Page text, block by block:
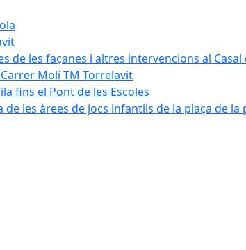
les façanes i altres intervencions al Casal
Molí TM Torrelavit
fins el Pont de les Escoles
les àrees de jocs infantils de la plaça de